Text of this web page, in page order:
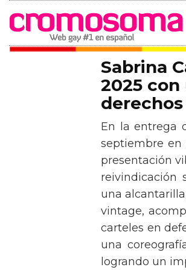
Sabrina
2025
En la entrega
septiembre en
presentación
reivindicación
una
vintage,
carteles en
una
logrando un